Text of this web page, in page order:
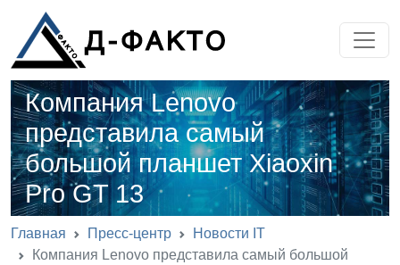
Компания Lenovo
представила самый
большой планшет Xiaoxin
Pro GT 13
Главная Пресс-центр
Новости IT
Компания Lenovo представила самый большой